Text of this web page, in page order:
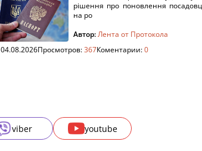
рішення про поновлення
на ро
Автор:Лента от Протокола
04.08.2026Просмотров:367Коментарии:0
viber youtube